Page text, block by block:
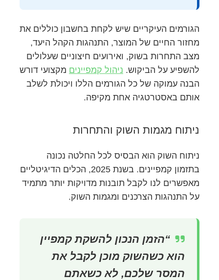
הגורמים העיקריים שיש לקחת בחשבון כוללים את
מחזור החיים של המוצר, התנהגות הקהל היעד,
מצב התחרות בשוק, ואירועים חיצוניים שעלולים
להשפיע על הביקוש. ניהול קמפיינים מקצועי דורש
הבנה עמוקה של כל הגורמים הללו ויכולת לשלב
אותם באסטרטגיה אחת מקיפה.
ניתוח מגמות השוק והתחרות
ניתוח השוק הוא הבסיס לכל החלטה נכונה
בתזמון קמפיינים. בשנת 2025, הכלים הדיגיטליים
מאפשרים לנו לקבל תובנות מדויקות יותר מתמיד
על התנהגות הצרכנים ומגמות השוק.
“הזמן הנכון להשקת קמפיין
הוא כשהשוק מוכן לקבל את
המסר שלכם, לא כשאתם